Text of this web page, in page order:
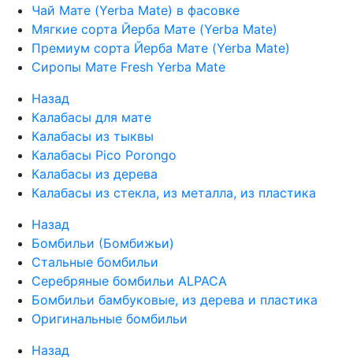
Чай Мате (Yerba Mate) в фасовке
Мягкие сорта Йерба Мате (Yerba Mate)
Премиум сорта Йерба Мате (Yerba Mate)
Сиропы Мате Fresh Yerba Mate
Назад
Калабасы для мате
Калабасы из тыквы
Калабасы Pico Porongo
Калабасы из дерева
Калабасы из стекла, из металла, из пластика
Назад
Бомбильи (Бомбижьи)
Стальные бомбильи
Серебряные бомбильи ALPACA
Бомбильи бамбуковые, из дерева и пластика
Оригинальные бомбильи
Назад